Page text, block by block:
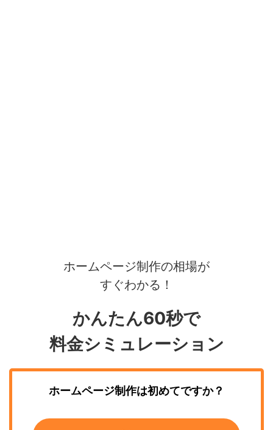
ホームページ制作の相場が
すぐわかる！
かんたん60秒で
料金シミュレーション
ホームページ制作は初めてですか？